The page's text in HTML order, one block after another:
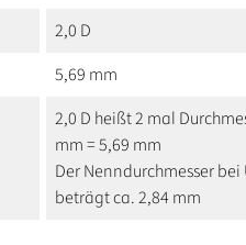
2,0 D
5,69 mm
2,0 D heißt 2 mal
mm = 5,69 mm
Der Nenndurchmesser bei
beträgt ca. 2,84 mm